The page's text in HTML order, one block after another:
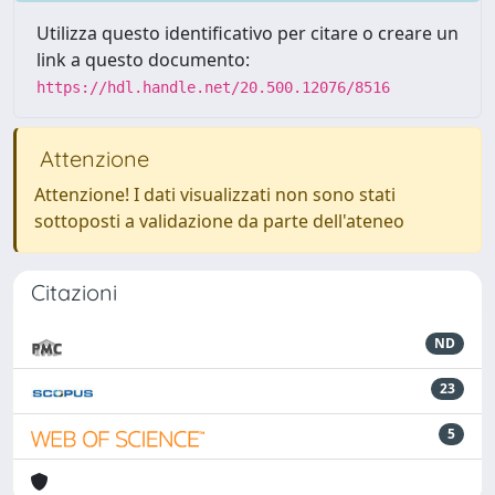
Utilizza questo identificativo per citare o creare un
link a questo documento:
https://hdl.handle.net/20.500.12076/8516
Attenzione
Attenzione! I dati visualizzati non sono stati
sottoposti a validazione da parte dell'ateneo
Citazioni
ND
23
5